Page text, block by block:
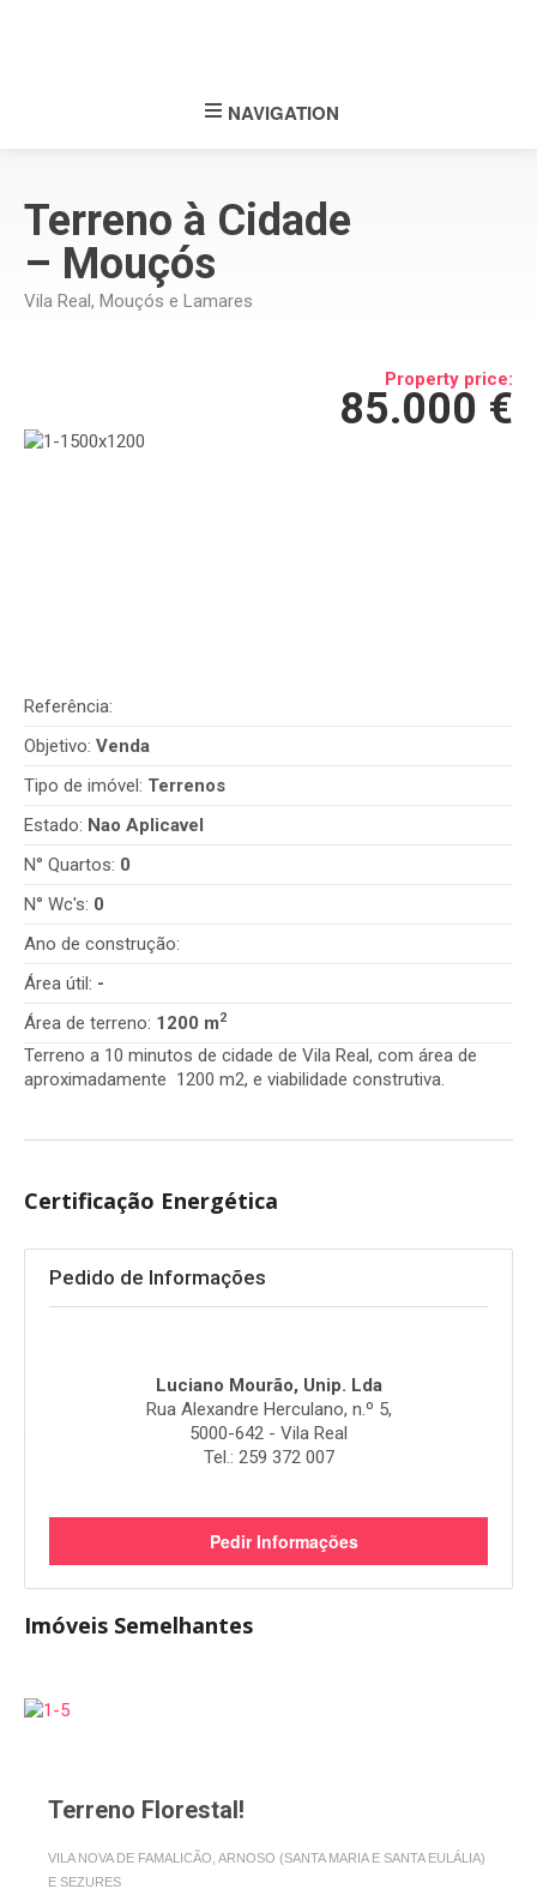
NAVIGATION
Terreno à Cidade
– Mouçós
Vila Real, Mouçós e Lamares
Property price:
85.000 €
Referência:
Objetivo: Venda
Tipo de imóvel: Terrenos
Estado: Nao Aplicavel
N° Quartos: 0
N° Wc's: 0
Ano de construção:
Área útil: -
Área de terreno: 1200 m2
Terreno a 10 minutos de cidade de Vila Real, com área de
aproximadamente 1200 m2, e viabilidade construtiva.
Certificação Energética
Pedido de Informações
Luciano Mourão, Unip. Lda
Rua Alexandre Herculano, n.º 5,
5000-642 - Vila Real
Tel.: 259 372 007
Pedir Informações
Imóveis Semelhantes
Terreno Florestal!
VILA NOVA DE FAMALICÃO, ARNOSO (SANTA MARIA E SANTA EULÁLIA)
E SEZURES